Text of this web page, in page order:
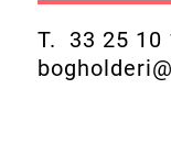
T. 33 25 10